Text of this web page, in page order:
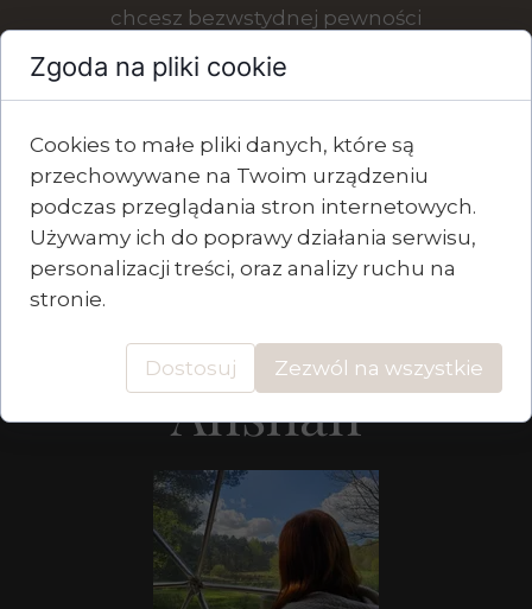
chcesz bezwstydnej pewności
wyrzutów sumienia oraz kroczenia
Dowiedz się wiecej
Anshan
Zgoda na pliki cookie
Cookies to małe pliki danych, które są
przechowywane na Twoim urządzeniu
podczas przeglądania stron internetowych.
Używamy ich do poprawy działania serwisu,
personalizacji treści, oraz analizy ruchu na
stronie.
Dostosuj Zezwól na wszystkie